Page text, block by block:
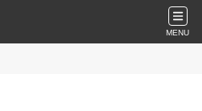
MENU